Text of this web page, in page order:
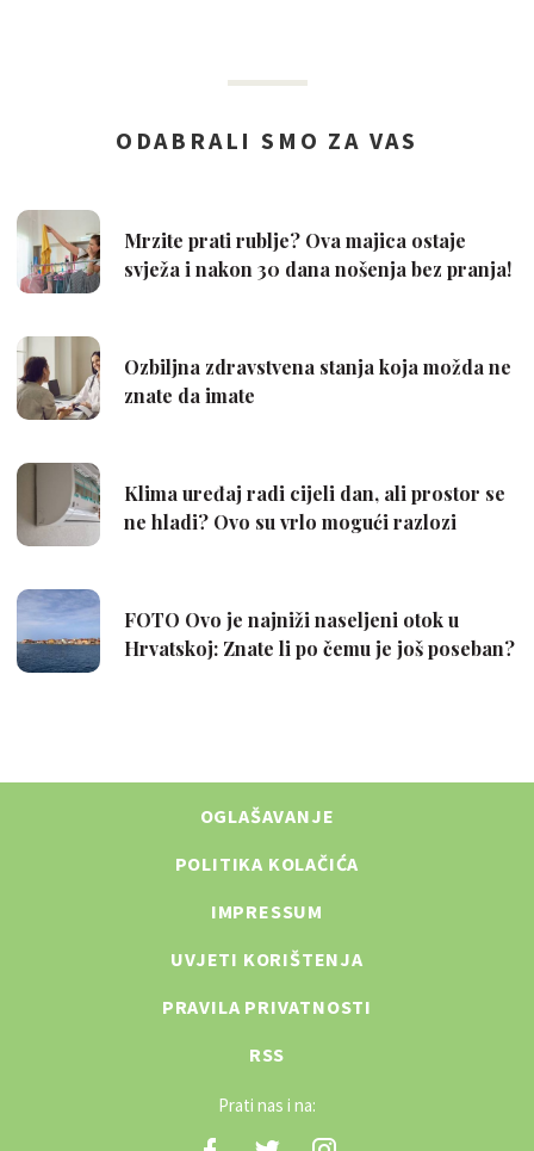
OGLAŠAVANJE
POLITIKA KOLAČIĆA
IMPRESSUM
UVJETI KORIŠTENJA
PRAVILA PRIVATNOSTI
RSS
Prati nas i na: